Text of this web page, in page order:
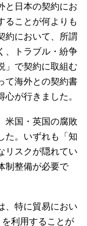
と日本の契約にお
ることが何よりも
約において、所謂
、トラブル・紛争
」で契約に取組む
て海外との契約書
が行きました。
米国・英国の腐敗
た。いずれも「知
リスクが隠れてい
制整備が必要で
、特に貿易におい
利用することが